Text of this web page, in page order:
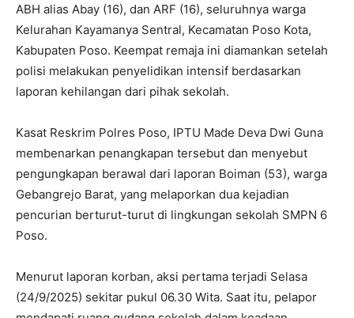
ABH alias Abay (16), dan ARF (16), seluruhnya warga
Kelurahan Kayamanya Sentral, Kecamatan Poso Kota,
Kabupaten Poso. Keempat remaja ini diamankan setelah
polisi melakukan penyelidikan intensif berdasarkan
laporan kehilangan dari pihak sekolah.
Kasat Reskrim Polres Poso, IPTU Made Deva Dwi Guna
membenarkan penangkapan tersebut dan menyebut
pengungkapan berawal dari laporan Boiman (53), warga
Gebangrejo Barat, yang melaporkan dua kejadian
pencurian berturut-turut di lingkungan sekolah SMPN 6
Poso.
Menurut laporan korban, aksi pertama terjadi Selasa
(24/9/2025) sekitar pukul 06.30 Wita. Saat itu, pelapor